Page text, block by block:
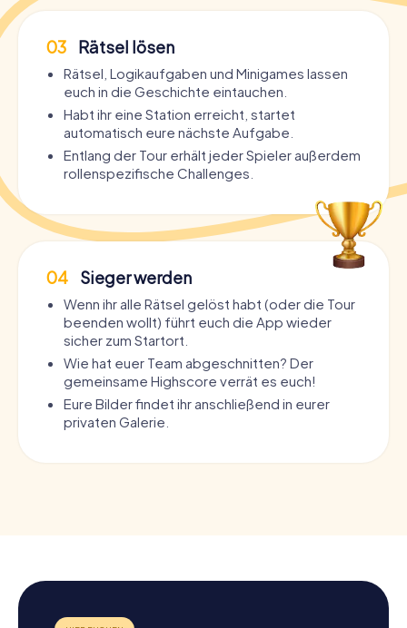
03 Rätsel lösen
Rätsel, Logikaufgaben und Minigames lassen
euch in die Geschichte eintauchen.
Habt ihr eine Station erreicht, startet
automatisch eure nächste Aufgabe.
Entlang der Tour erhält jeder Spieler außerdem
rollenspezifische Challenges.
04 Sieger werden
Wenn ihr alle Rätsel gelöst habt (oder die Tour
beenden wollt) führt euch die App wieder
sicher zum Startort.
Wie hat euer Team abgeschnitten? Der
gemeinsame Highscore verrät es euch!
Eure Bilder findet ihr anschließend in eurer
privaten Galerie.